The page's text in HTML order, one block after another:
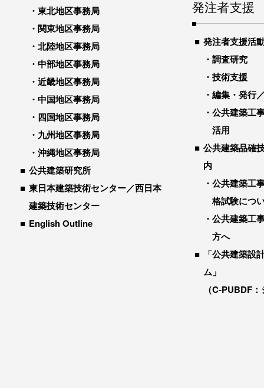
東北地区事務局
関東地区事務局
北陸地区事務局
中部地区事務局
近畿地区事務局
中国地区事務局
四国地区事務局
九州地区事務局
沖縄地区事務局
公共建築研究所
東日本建築技術センター／西日本
建築技術センター
English Outline
発注者支援
発注者支援活
調査研究
技術支援
編集・発行
公共建築工
活用
公共建築品確
内
公共建築工
格試験につ
公共建築工
方へ
「公共建築設
ム」
（C-PUBDF